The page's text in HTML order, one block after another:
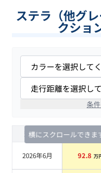
ステラ（他グ
クショ
条
横にスクロールできます
査定時期 セルカ実
2026年6月 92.8 万